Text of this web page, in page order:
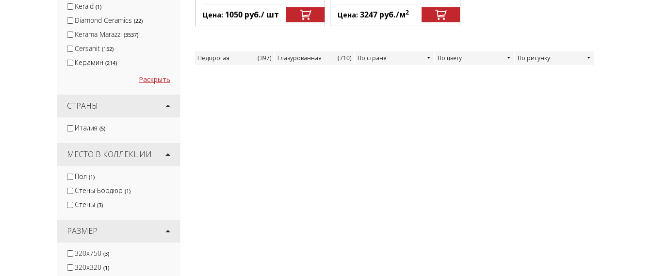
Kerald (1)
Diamond Ceramics (22)
Kerama Marazzi (3537)
Cersanit (152)
Керамин (214)
Velsaa(39)
Lb-Ceramics
Раскрыть
СТРАНЫ
Италия (5)
МЕСТО В КОЛЛЕКЦИИ
Пол (1)
Стены Бордюр (1)
Стены (3)
РАЗМЕР
320x750 (3)
320x320 (1)
Цена: 1050 руб./ шт Цена:3247 руб./м2
Недорогая (397) Глазурованная (710) По стране По цвету По рисунку